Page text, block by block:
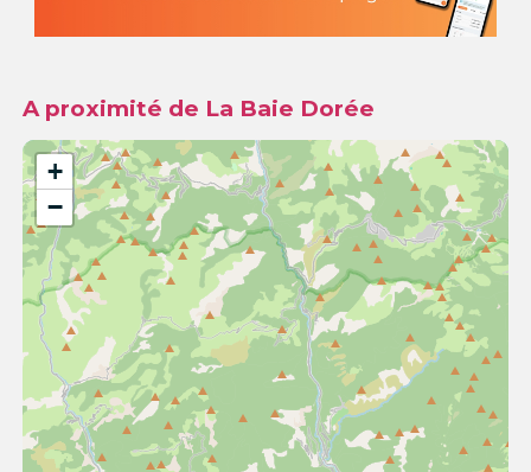
A proximité de La Baie Dorée
+
−